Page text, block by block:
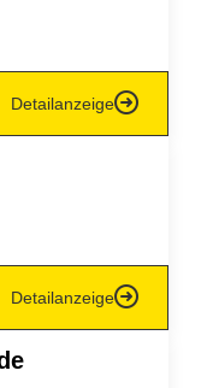
Detailanzeige
Detailanzeige